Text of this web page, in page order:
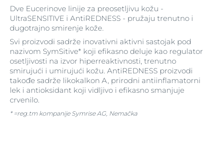
Dve Eucerinove linije za preosetljivu kožu -
UltraSENSITIVE i AntiREDNESS - pružaju trenutno i
dugotrajno smirenje kože.
Svi proizvodi sadrže inovativni aktivni sastojak pod
nazivom SymSitive* koji efikasno deluje kao regulator
osetljivosti na izvor hiperreaktivnosti, trenutno
smirujući i umirujući kožu. AntiREDNESS proizvodi
takođe sadrže likokalkon A, prirodni antiinflamatorni
lek i antioksidant koji vidljivo i efikasno smanjuje
crvenilo.
* =reg.tm kompanije Symrise AG, Nemačka